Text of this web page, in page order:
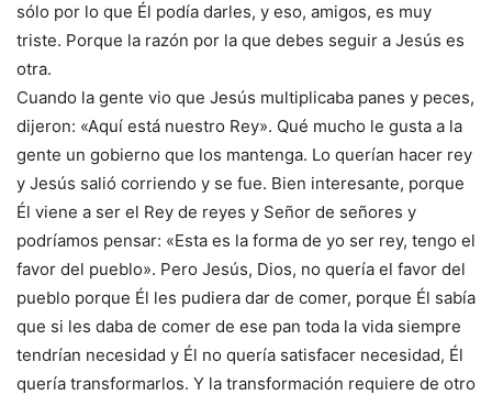
sólo por lo que Él podía darles, y eso, amigos, es muy
triste. Porque la razón por la que debes seguir a Jesús es
otra.
Cuando la gente vio que Jesús multiplicaba panes y peces,
dijeron: «Aquí está nuestro Rey». Qué mucho le gusta a la
gente un gobierno que los mantenga. Lo querían hacer rey
y Jesús salió corriendo y se fue. Bien interesante, porque
Él viene a ser el Rey de reyes y Señor de señores y
podríamos pensar: «Esta es la forma de yo ser rey, tengo el
favor del pueblo». Pero Jesús, Dios, no quería el favor del
pueblo porque Él les pudiera dar de comer, porque Él sabía
que si les daba de comer de ese pan toda la vida siempre
tendrían necesidad y Él no quería satisfacer necesidad, Él
quería transformarlos. Y la transformación requiere de otro